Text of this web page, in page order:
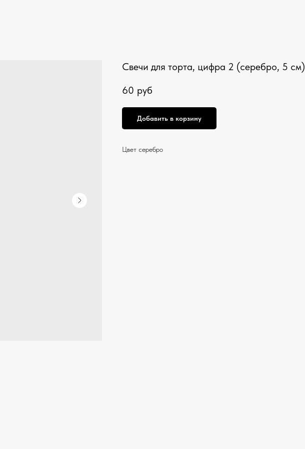
Свечи для торта, цифра 2 (серебро, 5 см)
60 руб
Добавить в корзину
Цвет серебро